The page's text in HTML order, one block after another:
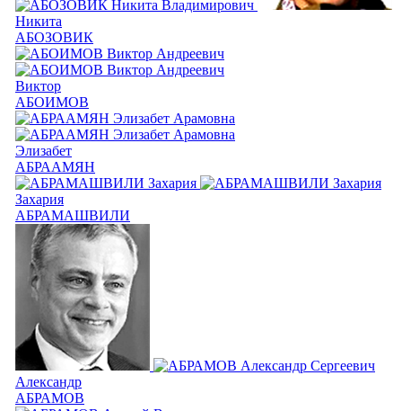
Никита
АБОЗОВИК
Виктор
АБОИМОВ
Элизабет
АБРААМЯН
Захария
АБРАМАШВИЛИ
Александр
АБРАМОВ